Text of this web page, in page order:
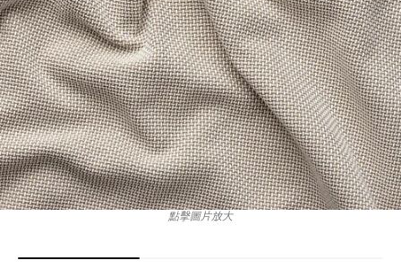
點擊圖片放大